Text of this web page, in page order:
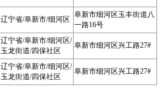
辽宁省/阜新市/细河区
阜新市细河区玉丰街道八
一路16号
辽宁省/阜新市/细河区/
玉龙街道/四保社区
阜新市细河区兴工路27#
辽宁省/阜新市/细河区/
玉龙街道/四保社区
阜新市细河区兴工路27#